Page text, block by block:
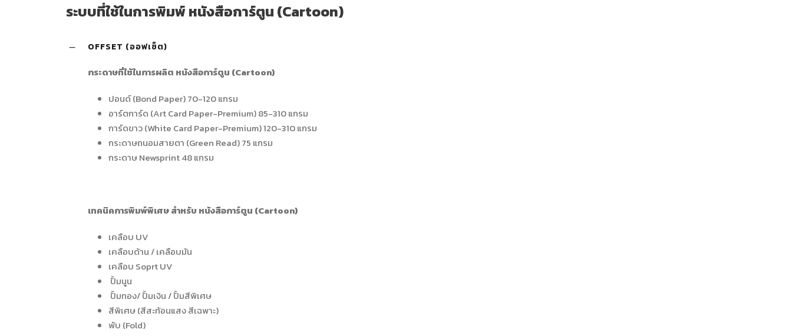
ระบบที่ใช้ในการพิมพ์ หนังสือการ์ตูน (Cartoon)
OFFSET (ออฟเซ็ต)
กระดาษที่ใช้ในการผลิต หนังสือการ์ตูน (Cartoon)
ปอนด์ (Bond Paper) 70-120 แกรม
อาร์ตการ์ด (Art Card Paper-Premium) 85-310 แกรม
การ์ดขาว (White Card Paper-Premium) 120-310 แกรม
กระดาษถนอมสายตา (Green Read) 75 แกรม
กระดาษ Newsprint 48 แกรม
เทคนิคการพิมพ์พิเศษ สำหรับ หนังสือการ์ตูน (Cartoon)
เคลือบ UV
เคลือบด้าน / เคลือบมัน
เคลือบ Soprt UV
ปั้มนูน
ปั้มทอง/ ปั้มเงิน / ปั้มสีพิเศษ
สีพิเศษ (สีสะท้อนแสง สีเฉพาะ)
พับ (Fold)